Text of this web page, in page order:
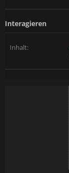
Interagieren
Inhalt: